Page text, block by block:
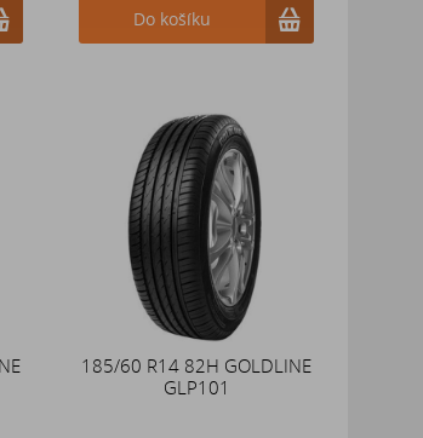
Do košíku
185/60 R14 82H GOLDLINE
GLP101